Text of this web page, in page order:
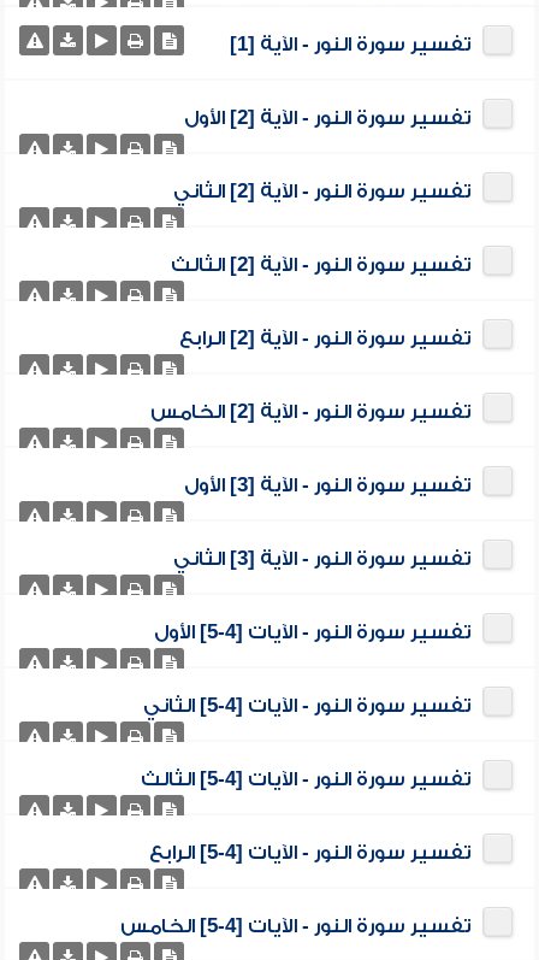
تفسير سورة النور - الآية [1]
تفسير سورة النور - الآية [2] الأول
تفسير سورة النور - الآية [2] الثاني
تفسير سورة النور - الآية [2] الثالث
تفسير سورة النور - الآية [2] الرابع
تفسير سورة النور - الآية [2] الخامس
تفسير سورة النور - الآية [3] الأول
تفسير سورة النور - الآية [3] الثاني
تفسير سورة النور - الآيات [4-5] الأول
تفسير سورة النور - الآيات [4-5] الثاني
تفسير سورة النور - الآيات [4-5] الثالث
تفسير سورة النور - الآيات [4-5] الرابع
تفسير سورة النور - الآيات [4-5] الخامس